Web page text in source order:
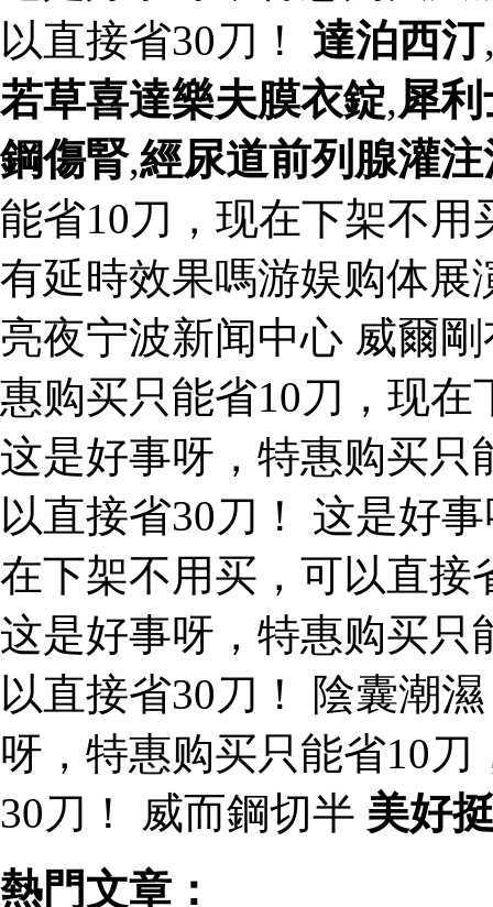
以直接省30刀！ 達泊西汀
若草喜達樂夫膜衣錠,犀
鋼傷腎,經尿道前列腺灌
能省10刀，现在下架不
有延時效果嗎游娱购体展
亮夜宁波新闻中心 威爾
惠购买只能省10刀，现
这是好事呀，特惠购买只
以直接省30刀！ 这是好
在下架不用买，可以直接
这是好事呀，特惠购买只
以直接省30刀！ 陰囊潮
呀，特惠购买只能省10
30刀！ 威而鋼切半 美好
熱門文章：